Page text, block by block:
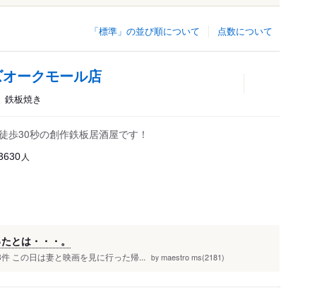
点数について
「標準」の並び順について
ークモール店
鉄板焼き
歩30秒の創作鉄板居酒屋です！
人
とは・・・。
この日は妻と映画を見に行った帰... by maestro ms(2181)